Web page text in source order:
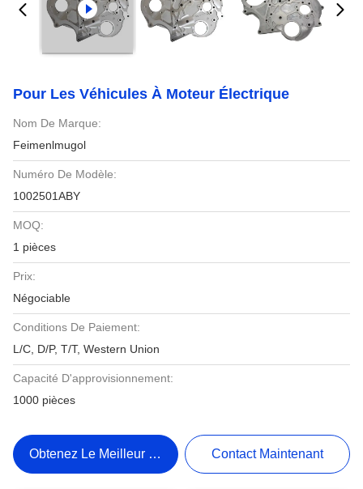
Pour Les Véhicules À Moteur Électrique
Nom De Marque:
Feimenlmugol
Numéro De Modèle:
1002501ABY
MOQ:
1 pièces
Prix:
Négociable
Conditions De Paiement:
L/C, D/P, T/T, Western Union
Capacité D'approvisionnement:
1000 pièces
Obtenez Le Meilleur Prix Contact Maintenant